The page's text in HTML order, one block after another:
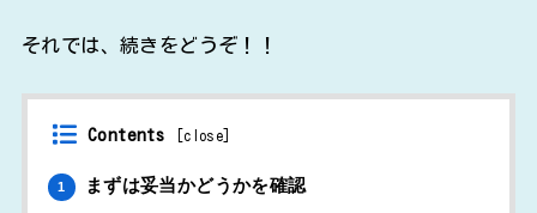
それでは、続きをどうぞ！！
Contents close
1 まずは妥当かどうかを確認